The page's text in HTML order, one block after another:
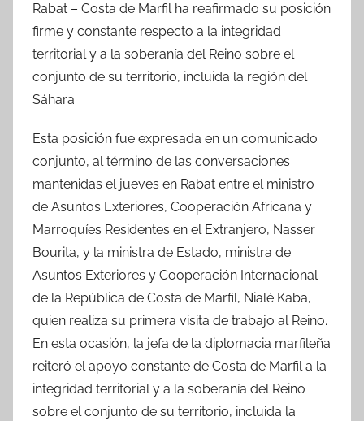
Rabat – Costa de Marfil ha reafirmado su posición
firme y constante respecto a la integridad
territorial y a la soberanía del Reino sobre el
conjunto de su territorio, incluida la región del
Sáhara.
Esta posición fue expresada en un comunicado
conjunto, al término de las conversaciones
mantenidas el jueves en Rabat entre el ministro
de Asuntos Exteriores, Cooperación Africana y
Marroquíes Residentes en el Extranjero, Nasser
Bourita, y la ministra de Estado, ministra de
Asuntos Exteriores y Cooperación Internacional
de la República de Costa de Marfil, Nialé Kaba,
quien realiza su primera visita de trabajo al Reino.
En esta ocasión, la jefa de la diplomacia marfileña
reiteró el apoyo constante de Costa de Marfil a la
integridad territorial y a la soberanía del Reino
sobre el conjunto de su territorio, incluida la